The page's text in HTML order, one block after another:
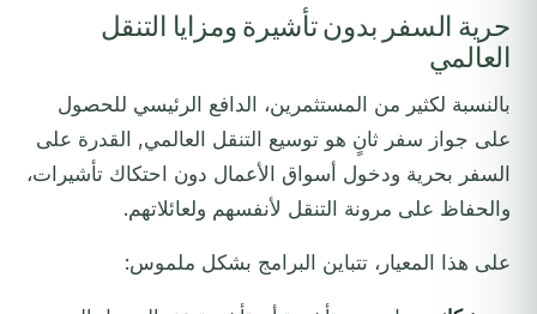
حرية السفر بدون تأشيرة ومزايا التنقل
العالمي
بالنسبة لكثير من المستثمرين، الدافع الرئيسي للحصول
على جواز سفر ثانٍ هو توسيع التنقل العالمي, القدرة على
السفر بحرية ودخول أسواق الأعمال دون احتكاك تأشيرات،
والحفاظ على مرونة التنقل لأنفسهم ولعائلاتهم.
على هذا المعيار، تتباين البرامج بشكل ملموس: